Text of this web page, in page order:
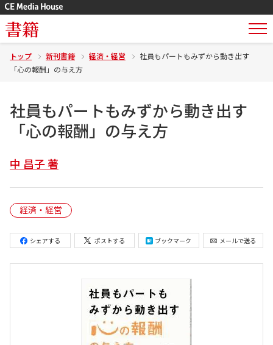
書籍
トップ 新刊書籍 経済・経営
社員もパートもみずから動き出す
「心の報酬」の与え方
社員もパートもみずから動き出す
「心の報酬」の与え方
中 昌子 著
経済・経営
シェアする ポストする ブックマーク メールで送る